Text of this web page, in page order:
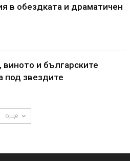
в обездката и драматичен
виното и българските
под звездите
още